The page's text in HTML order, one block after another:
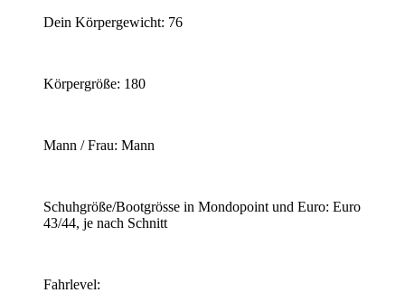
Dein Körpergewicht: 76
Körpergröße: 180
Mann / Frau: Mann
Schuhgröße/Bootgrösse in Mondopoint und Euro: Euro
43/44, je nach Schnitt
Fahrlevel: